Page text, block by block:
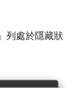
列處於隱藏狀